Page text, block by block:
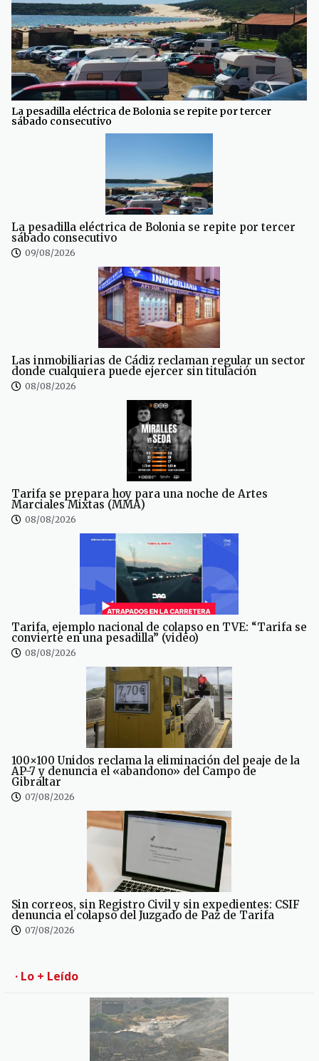
La pesadilla eléctrica de Bolonia se repite por tercer
sábado consecutivo
La pesadilla eléctrica de Bolonia se repite por tercer
sábado consecutivo
09/08/2026
Las inmobiliarias de Cádiz reclaman regular un sector
donde cualquiera puede ejercer sin titulación
08/08/2026
Tarifa se prepara hoy para una noche de Artes
Marciales Mixtas (MMA)
08/08/2026
Tarifa, ejemplo nacional de colapso en TVE: “Tarifa se
convierte en una pesadilla” (video)
08/08/2026
100×100 Unidos reclama la eliminación del peaje de la
AP-7 y denuncia el «abandono» del Campo de
Gibraltar
07/08/2026
Sin correos, sin Registro Civil y sin expedientes: CSIF
denuncia el colapso del Juzgado de Paz de Tarifa
07/08/2026
· Lo + Leído